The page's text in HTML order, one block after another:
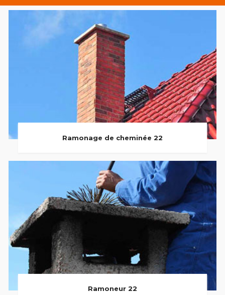
Ramonage de cheminée 22
Ramoneur 22